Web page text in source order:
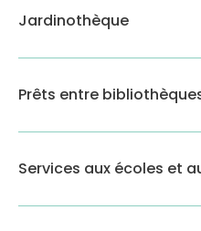
Jardinothèque
Prêts entre
Services aux écoles et